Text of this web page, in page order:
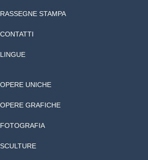
RASSEGNE STAMPA
CONTATTI
LINGUE
OPERE UNICHE
OPERE GRAFICHE
FOTOGRAFIA
SCULTURE